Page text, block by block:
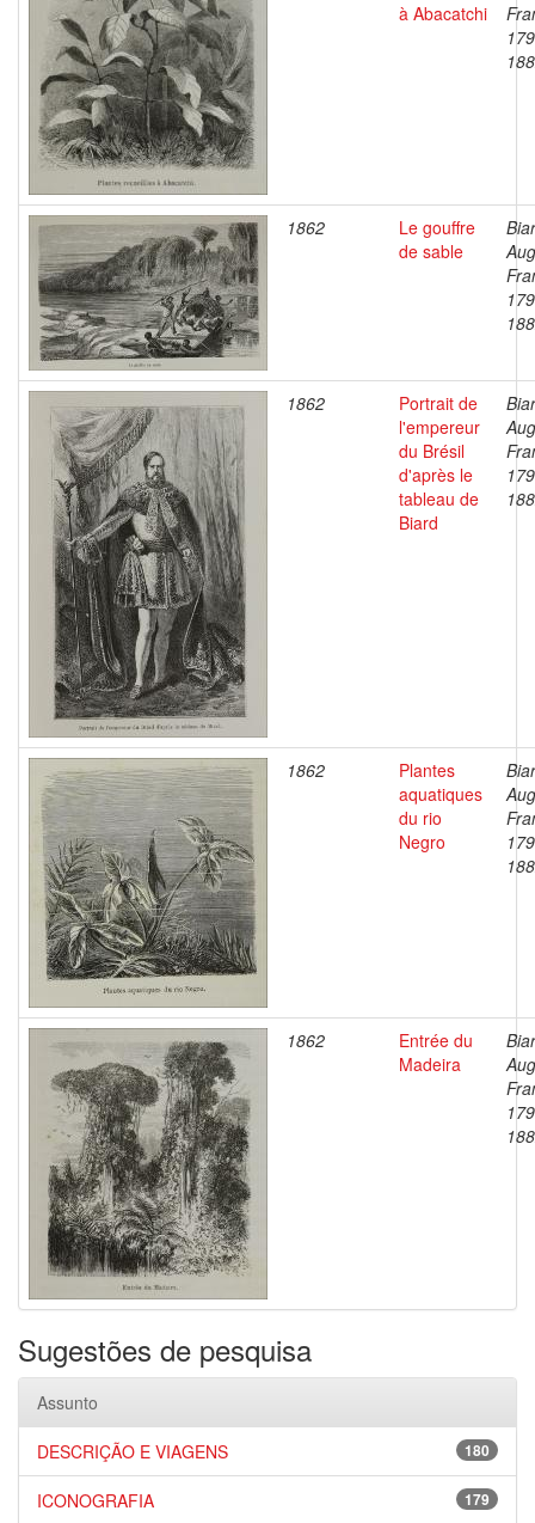
à Abacatchi
1862
Le gouffre
de sable
1862
Portrait de
l'empereur
du Brésil
d'après le
tableau de
Biard
1862
Plantes
aquatiques
du rio
Negro
1862
Entrée du
Madeira
Sugestões de pesquisa
Assunto
180
DESCRIÇÃO E VIAGENS
179
ICONOGRAFIA